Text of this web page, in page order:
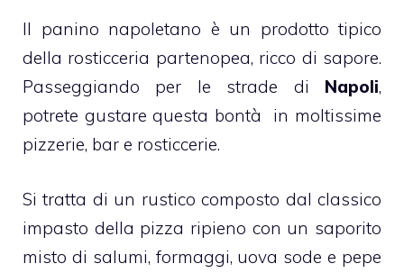
Il panino napoletano è un prodotto tipico
della rosticceria partenopea, ricco di sapore.
Passeggiando per le strade di Napoli,
potrete gustare questa bontà in moltissime
pizzerie, bar e rosticcerie.
Si tratta di un rustico composto dal classico
impasto della pizza ripieno con un saporito
misto di salumi, formaggi, uova sode e pepe